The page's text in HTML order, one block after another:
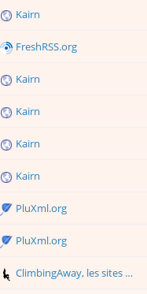
Kairn
FreshRSS.org
Kairn
Kairn
Kairn
Kairn
PluXml.org
PluXml.org
ClimbingAway, les sites d'escalade falaises et blocs du monde entier